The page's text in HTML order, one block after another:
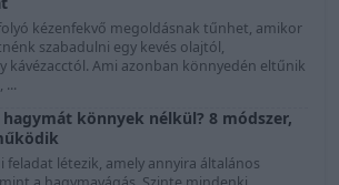
kézenfekvő megoldásnak tűnhet, amikor
szabadulni egy kevés olajtól,
kávézacctól. Ami azonban könnyedén eltűnik
...
könnyek nélkül? 8 módszer,
feladat létezik, amely annyira általános